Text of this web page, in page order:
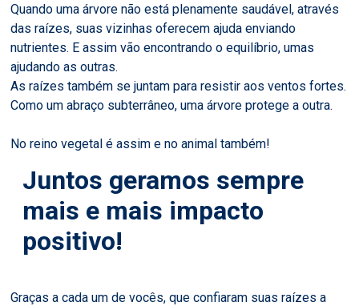
Quando uma árvore não está plenamente saudável, através
das raízes, suas vizinhas oferecem ajuda enviando
nutrientes. E assim vão encontrando o equilíbrio, umas
ajudando as outras.
As raízes também se juntam para resistir aos ventos fortes.
Como um abraço subterrâneo, uma árvore protege a outra.
No reino vegetal é assim e no animal também!
Juntos geramos sempre
mais e mais impacto
positivo!
Graças a cada um de vocês, que confiaram suas raízes a